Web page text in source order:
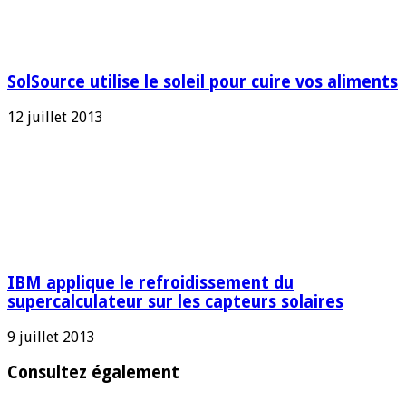
SolSource utilise le soleil pour cuire vos aliments
12 juillet 2013
IBM applique le refroidissement du
supercalculateur sur les capteurs solaires
9 juillet 2013
Consultez également